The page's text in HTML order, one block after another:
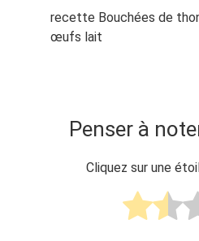
recette Bouchées de
œufs lait
Penser à
Cliquez sur une